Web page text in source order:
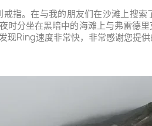
指。在与我的朋友们在沙滩上搜
时分坐在黑暗中的海滩上与弗雷德
Ring速度非常快，非常感谢您提